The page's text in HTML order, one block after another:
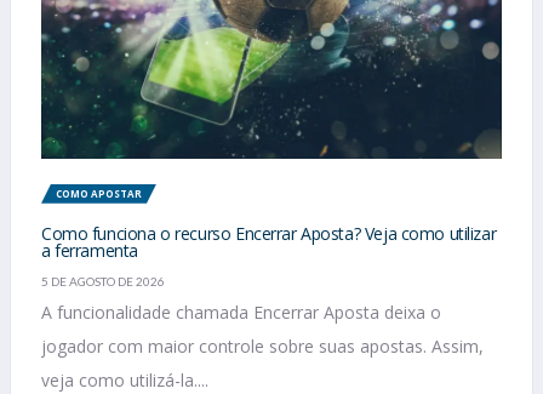
COMO APOSTAR
Como funciona o recurso Encerrar Aposta? Veja como utilizar
a ferramenta
5 DE AGOSTO DE 2026
A funcionalidade chamada Encerrar Aposta deixa o
jogador com maior controle sobre suas apostas. Assim,
veja como utilizá-la....